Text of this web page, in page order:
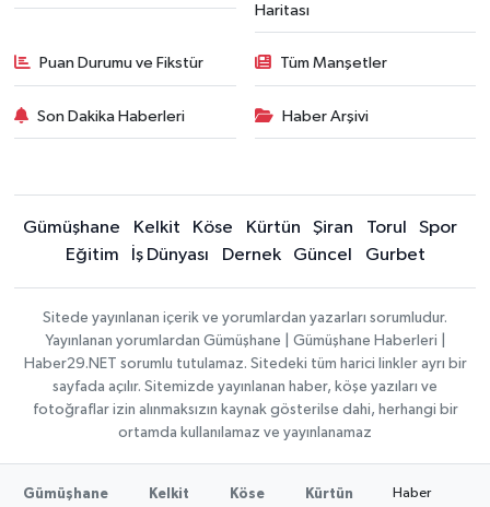
Haritası
Puan Durumu ve Fikstür Tüm Manşetler
Son Dakika Haberleri Haber Arşivi
Gümüşhane Kelkit Köse Kürtün Şiran Torul
Spor
Eğitim
İş Dünyası Dernek Güncel Gurbet
Sitede yayınlanan içerik ve yorumlardan yazarları sorumludur.
Yayınlanan yorumlardan Gümüşhane | Gümüşhane Haberleri |
Haber29.NET sorumlu tutulamaz. Sitedeki tüm harici linkler ayrı bir
sayfada açılır. Sitemizde yayınlanan haber, köşe yazıları ve
fotoğraflar izin alınmaksızın kaynak gösterilse dahi, herhangi bir
ortamda kullanılamaz ve yayınlanamaz
Gümüşhane Kelkit Köse Kürtün Haber